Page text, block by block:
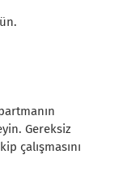
Gereksiz
çalışmasını